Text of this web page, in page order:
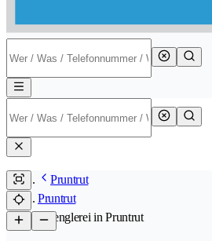
Pruntrut
Pruntrut
/Spenglerei in Pruntrut